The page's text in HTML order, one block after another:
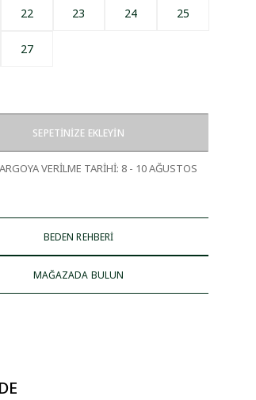
22 23 24 25
27
SEPETİNİZE EKLEYİN
VERİLME TARİHİ: 8 - 10 AĞUSTOS
BEDEN REHBERİ
MAĞAZADA BULUN